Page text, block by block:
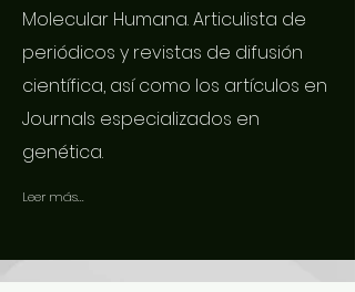
Molecular Humana. Articulista de
periódicos y revistas de difusión
científica, así como los artículos en
Journals especializados en
genética.
Leer más...